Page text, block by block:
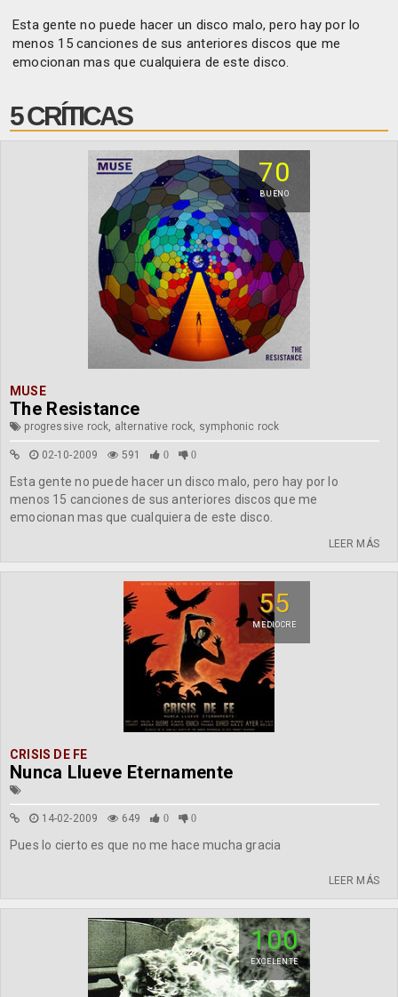
Esta gente no puede hacer un disco malo, pero hay por lo
menos 15 canciones de sus anteriores discos que me
emocionan mas que cualquiera de este disco.
5 CRÍTICAS
70
BUENO
MUSE
The Resistance
progressive rock, alternative rock, symphonic rock
02-10-2009 591 0 0
Esta gente no puede hacer un disco malo, pero hay por lo
menos 15 canciones de sus anteriores discos que me
emocionan mas que cualquiera de este disco.
LEER MÁS
55
MEDIOCRE
CRISIS DE FE
Nunca Llueve Eternamente
14-02-2009 649 0 0
Pues lo cierto es que no me hace mucha gracia
LEER MÁS
100
EXCELENTE